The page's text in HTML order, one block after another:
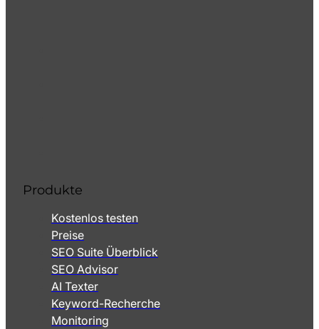
Produkte
Kostenlos testen
Preise
SEO Suite Überblick
SEO Advisor
AI Texter
Keyword-Recherche
Monitoring